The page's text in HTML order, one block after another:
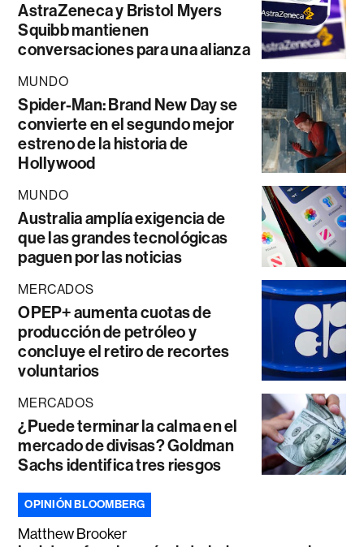
AstraZeneca y Bristol Myers
Squibb mantienen
conversaciones para una alianza
MUNDO
Spider-Man: Brand New Day se
convierte en el segundo mejor
estreno de la historia de
Hollywood
MUNDO
Australia amplía exigencia de
que las grandes tecnológicas
paguen por las noticias
MERCADOS
OPEP+ aumenta cuotas de
producción de petróleo y
concluye el retiro de recortes
voluntarios
MERCADOS
¿Puede terminar la calma en el
mercado de divisas? Goldman
Sachs identifica tres riesgos
OPINIÓN BLOOMBERG
Matthew Brooker